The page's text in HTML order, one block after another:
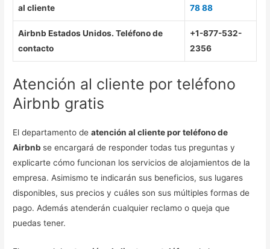
al cliente
78 88
Airbnb Estados Unidos. Teléfono de
contacto
+1-877-532-
2356
Atención al cliente por teléfono
Airbnb gratis
El departamento deatención al cliente por teléfono de
Airbnb se encargará de responder todas tus preguntas y
explicarte cómo funcionan los servicios de alojamientos de la
empresa. Asimismo te indicarán sus beneficios, sus lugares
disponibles, sus precios y cuáles son sus múltiples formas de
pago. Además atenderán cualquier reclamo o queja que
puedas tener.